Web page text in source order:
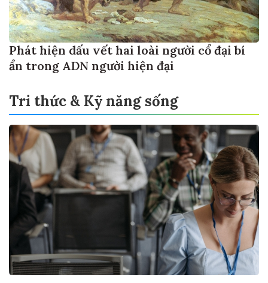
Phát hiện dấu vết hai loài người cổ đại bí
ẩn trong ADN người hiện đại
Tri thức & Kỹ năng sống